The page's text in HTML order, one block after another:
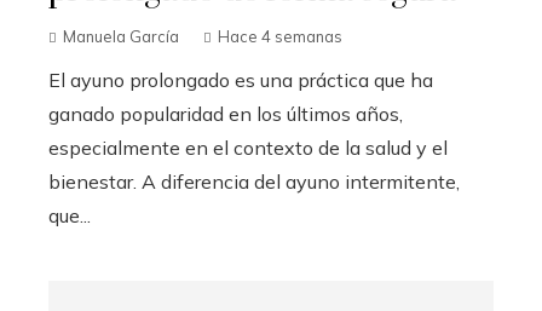
Manuela García Hace 4 semanas
El ayuno prolongado es una práctica que ha
ganado popularidad en los últimos años,
especialmente en el contexto de la salud y el
bienestar. A diferencia del ayuno intermitente,
que...